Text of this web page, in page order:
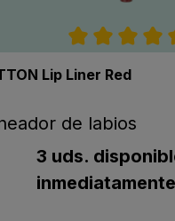
Calificación
Lip Liner Red
de labios
3 uds.
inmediatamente